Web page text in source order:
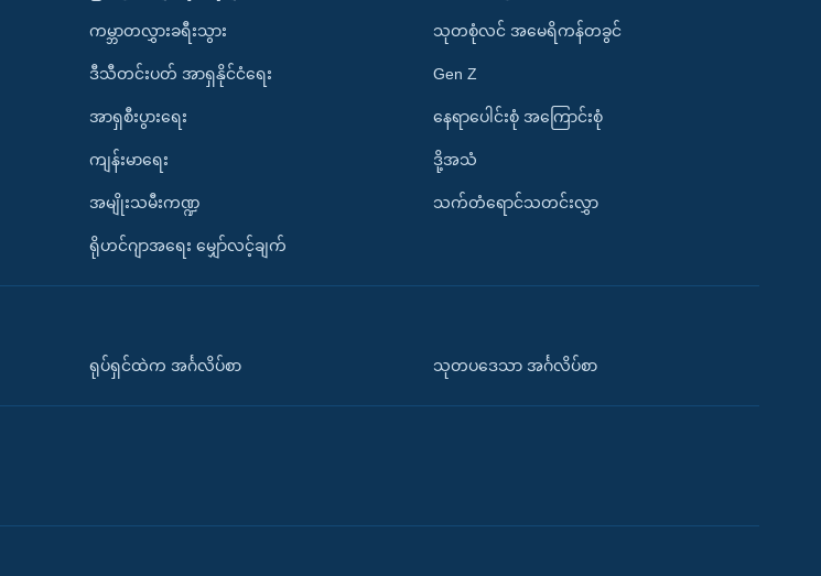
ကမ္ဘာတလွှားခရီးသွား
ဒီသီတင်းပတ် အာရှနိုင်ငံရေး
အာရှစီးပွားရေး
ကျန်းမာရေး
အမျိုးသမီးကဏ္ဍ
ရိုဟင်ဂျာအရေး မျှော်လင့်ချက်
သုတစုံလင် အမေရိကန်တခွင်
Gen Z
နေရာပေါင်းစုံ အကြောင်းစုံ
ဒို့အသံ
သက်တံရောင်သတင်းလွှာ
ရုပ်ရှင်ထဲက အင်္ဂလိပ်စာ သုတပဒေသာ အင်္ဂလိပ်စာ